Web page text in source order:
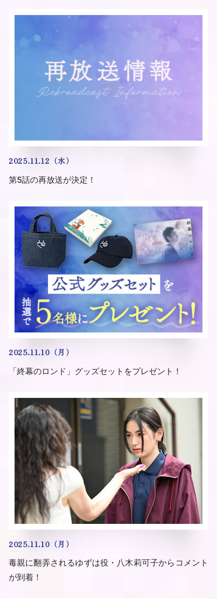
2025.11.12（水）
第5話の再放送が決定！
2025.11.10（月）
「終幕のロンド」グッズセットをプレゼント！
2025.11.10（月）
毒親に翻弄されるゆずは役・八木莉可子からコメント
が到着！